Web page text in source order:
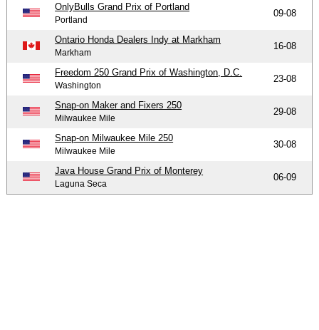
OnlyBulls Grand Prix of Portland
Portland
09-08
Ontario Honda Dealers Indy at Markham
Markham
16-08
Freedom 250 Grand Prix of Washington, D.C.
Washington
23-08
Snap-on Maker and Fixers 250
Milwaukee Mile
29-08
Snap-on Milwaukee Mile 250
Milwaukee Mile
30-08
Java House Grand Prix of Monterey
Laguna Seca
06-09